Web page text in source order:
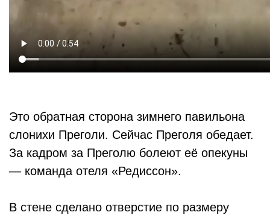
Это обратная сторона зимнего павильона
слонихи Преголи. Сейчас Преголя обедает.
За кадром за Преголю болеют её опекуны
— команда отеля «Редиссон».
В стене сделано отверстие по размеру